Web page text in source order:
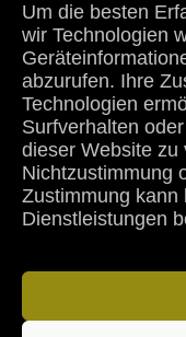
Um die besten
wir Technologien
abzurufen. Ihre
Technologien
Surfverhalten
dieser Website zu
Nichtzustimmung
Zustimmung kann
Dienstleistungen
BLOG
Korrekturrichtlinie
Kooperationen
Cookie-
Community-